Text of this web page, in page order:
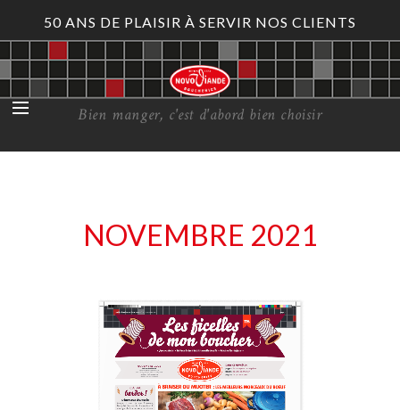
50 ANS DE PLAISIR À SERVIR NOS CLIENTS
Bien manger, c'est d'abord bien choisir
NOVEMBRE 2021